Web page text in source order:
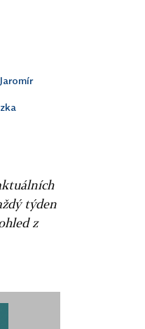
týden
z